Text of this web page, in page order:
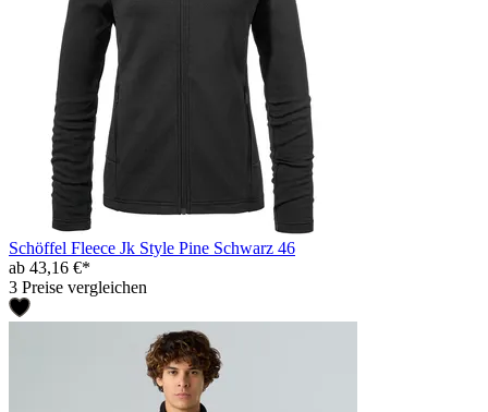
Schöffel Fleece Jk Style Pine Schwarz 46
ab 43,16 €*
3 Preise vergleichen